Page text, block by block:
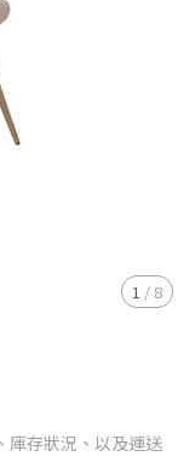
1 / 8
庫存狀況、以及運送